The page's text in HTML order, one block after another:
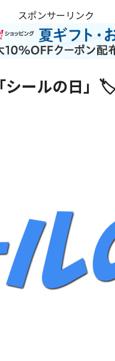
スポンサーリンク
シールの日」